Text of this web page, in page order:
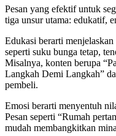
Pesan yang efektif untuk
tiga unsur utama: edukatif,
Edukasi berarti
seperti suku bunga tetap,
Misalnya, konten berupa
Langkah Demi Langkah”
pembeli.
Emosi berarti menyentuh
Pesan seperti “Rumah
mudah membangkitkan